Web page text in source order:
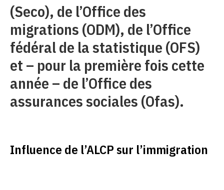
(Seco), de l’Office des
migrations (ODM), de l’Office
fédéral de la statistique (OFS)
et – pour la première fois cette
année – de l’Office des
assurances sociales (Ofas).
Influence de l’ALCP sur l’immigration